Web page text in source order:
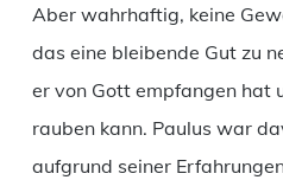
Aber wahrhaftig, keine
das eine bleibende Gut zu
er von Gott empfangen hat
rauben kann. Paulus war
aufgrund seiner